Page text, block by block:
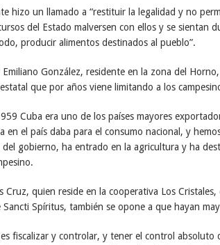
hizo un llamado a “restituir la legalidad y no
del Estado malversen con ellos y se sientan
producir alimentos destinados al pueblo”.
González, residente en la zona del
que por años viene limitando a los
Cuba era uno de los países mayores
en el país daba para el consumo nacional, y
del gobierno, ha entrado en la agricultura y ha
Cruz, quien reside en la cooperativa Los
Sancti Spíritus, también se opone a que hayan
es fiscalizar y controlar, y tener el control